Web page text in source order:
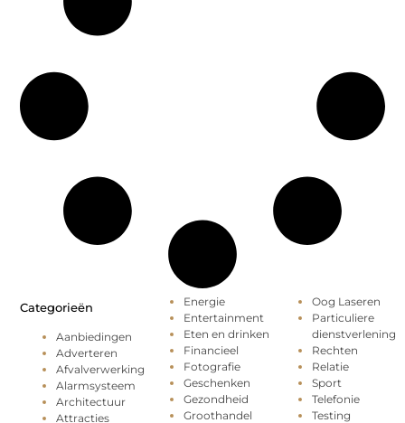
Categorieën
Aanbiedingen
Adverteren
Afvalverwerking
Alarmsysteem
Architectuur
Attracties
Energie
Entertainment
Eten en drinken
Financieel
Fotografie
Geschenken
Gezondheid
Groothandel
Oog Laseren
Particuliere
dienstverlening
Rechten
Relatie
Sport
Telefonie
Testing